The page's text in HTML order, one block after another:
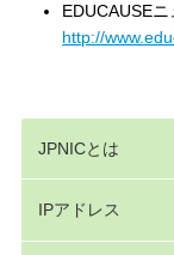
EDUCAUSE
http://
JPNICとは
IPアドレス